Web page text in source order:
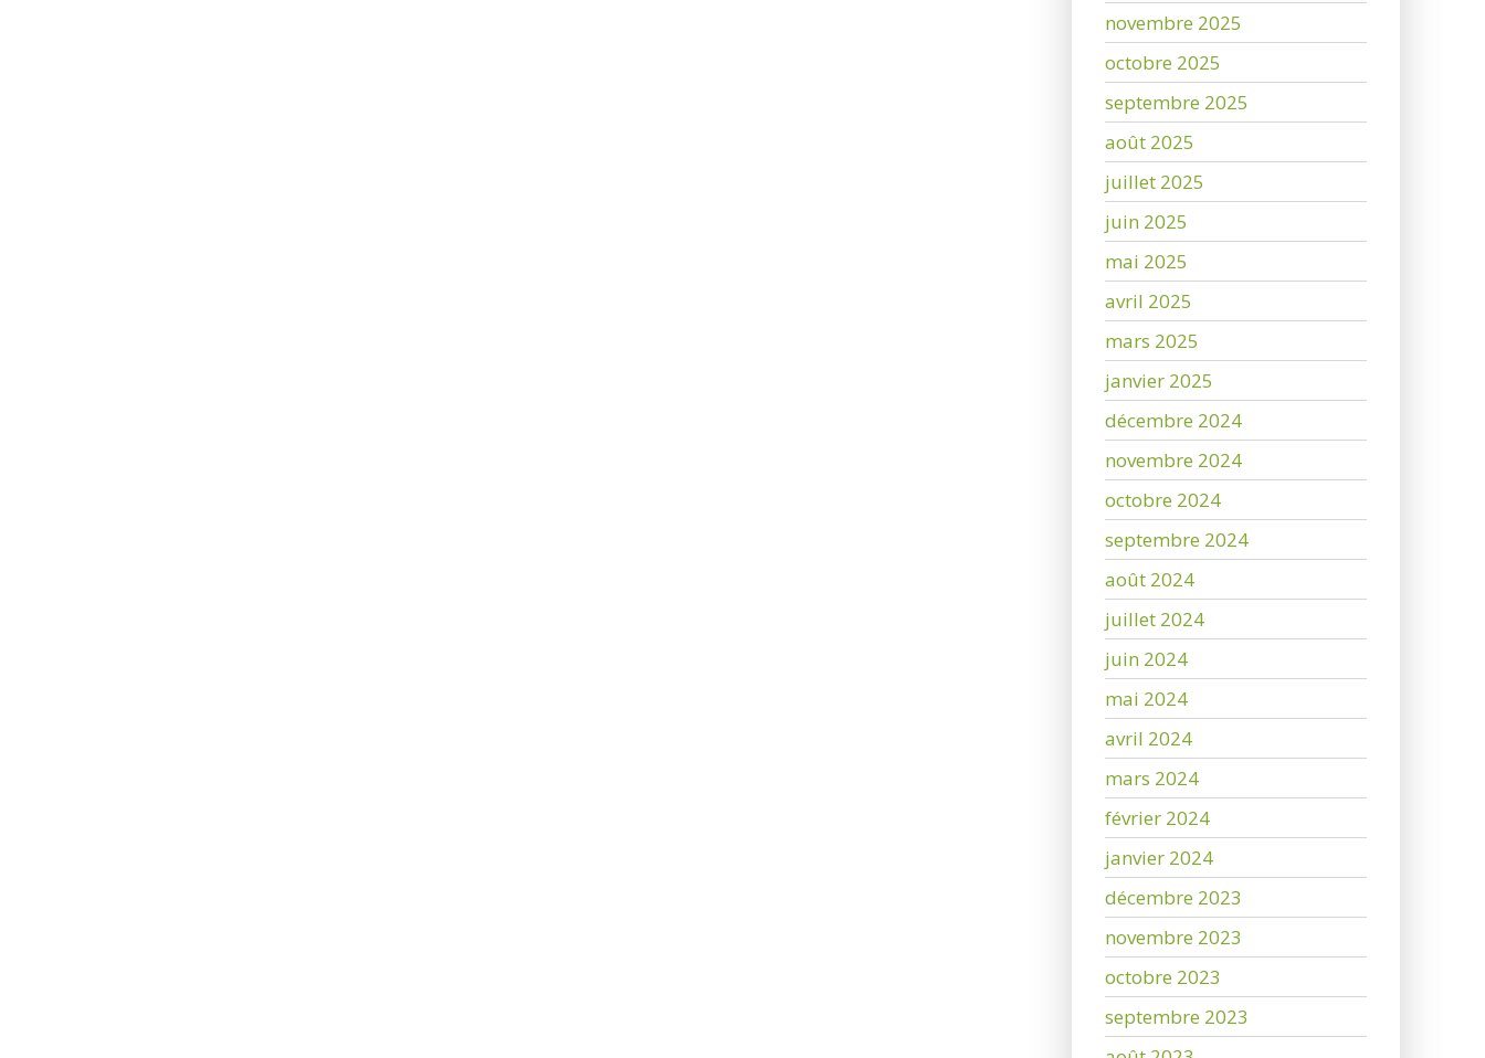
novembre 2025
octobre 2025
septembre 2025
août 2025
juillet 2025
juin 2025
mai 2025
avril 2025
mars 2025
janvier 2025
décembre 2024
novembre 2024
octobre 2024
septembre 2024
août 2024
juillet 2024
juin 2024
mai 2024
avril 2024
mars 2024
février 2024
janvier 2024
décembre 2023
novembre 2023
octobre 2023
septembre 2023